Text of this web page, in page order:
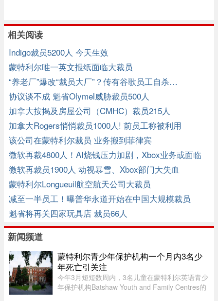
相关阅读
Indigo裁员5200人 今天生效
蒙特利尔唯一英文报纸面临大裁员
“养老厂”爆改“裁员大厂”？传有谷歌员工自杀…
协议谈不成 魁省Olymel威胁裁员500人
加拿大按揭及房屋公司（CMHC）裁员215人
加拿大Rogers悄悄裁员1000人! 前员工称被利用
该公司在蒙特利尔裁员 业务搬到菲律宾
微软再裁4800人！AI烧钱压力加剧，Xbox业务或面临
重组
微软再裁员1900人 动视暴雪、Xbox部门大失血
蒙特利尔Longueuil航空航天公司大裁员
减至一半员工！曝普华永道开始在中国大规模裁员
魁省将再关四家玩具店 裁员66人
新闻频道
蒙特利尔青少年保护机构一个月内3名少
年死亡引关注
今年3月短短数周内，3名儿童在蒙特利尔英语青少
年保护机构Batshaw Youth and Family Centres的